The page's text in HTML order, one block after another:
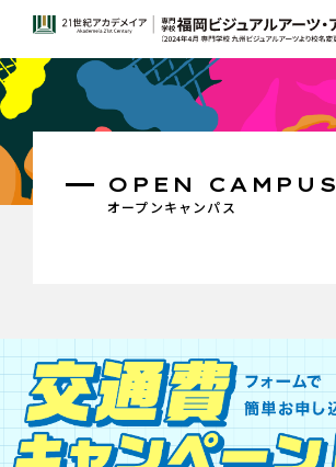
オープンキャンパス
OPEN CAMPUS